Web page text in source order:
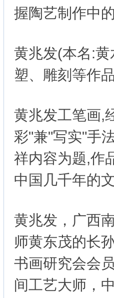
握陶艺制作中
黄兆发(本名:
塑、雕刻等作
黄兆发工笔画,
彩"兼"写实"手
祥内容为题,作
中国几千年的
黄兆发，广西
师黄东茂的长
书画研究会会
间工艺大师，